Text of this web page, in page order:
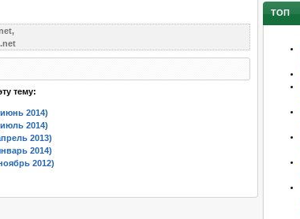
тему:
2014)
2014)
2013)
2014)
2012)
ТОП